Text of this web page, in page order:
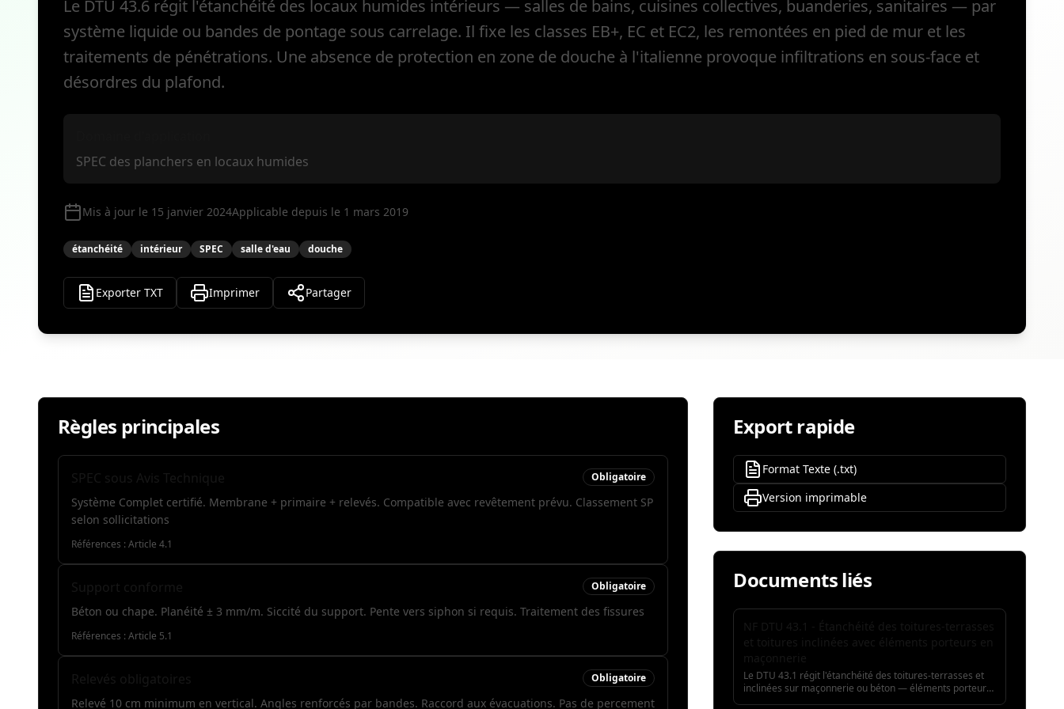
Le DTU 43.6 régit l'étanchéité des locaux humides intérieurs — salles de bains, cuisines collectives, buanderies, sanitaires — par
système liquide ou bandes de pontage sous carrelage. Il fixe les classes EB+, EC et EC2, les remontées en pied de mur et les
traitements de pénétrations. Une absence de protection en zone de douche à l'italienne provoque infiltrations en sous-face et
désordres du plafond.
SPEC des planchers en locaux humides
Mis à jour le 15 janvier 2024Applicable depuis le 1 mars 2019
étanchéité intérieur SPEC salle d'eau douche
Exporter TXT Imprimer Partager
Règles principales
Obligatoire
Système Complet certifié. Membrane + primaire + relevés. Compatible avec revêtement prévu. Classement SP
selon sollicitations
Références : Article 4.1
Obligatoire
Béton ou chape. Planéité ± 3 mm/m. Siccité du support. Pente vers siphon si requis. Traitement des fissures
Références : Article 5.1
Obligatoire
Relevé 10 cm minimum en vertical. Angles renforcés par bandes. Raccord aux évacuations. Pas de percement
Export rapide
Format Texte (.txt)
Version imprimable
Documents liés
Le DTU 43.1 régit l'étanchéité des toitures-terrasses et
inclinées sur maçonnerie ou béton — éléments porteurs